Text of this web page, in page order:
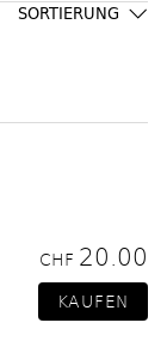
SORTIERUNG
CHF 20.00